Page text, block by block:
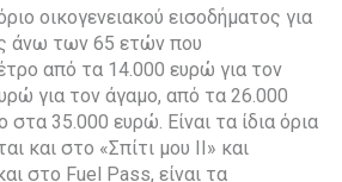
οικογενειακού εισοδήματος για
άνω των 65 ετών που
από τα 14.000 ευρώ για τον
για τον άγαμο, από τα 26.000
στα 35.000 ευρώ. Είναι τα ίδια όρια
και στο «Σπίτι μου ΙΙ» και
στο Fuel Pass, είναι τα